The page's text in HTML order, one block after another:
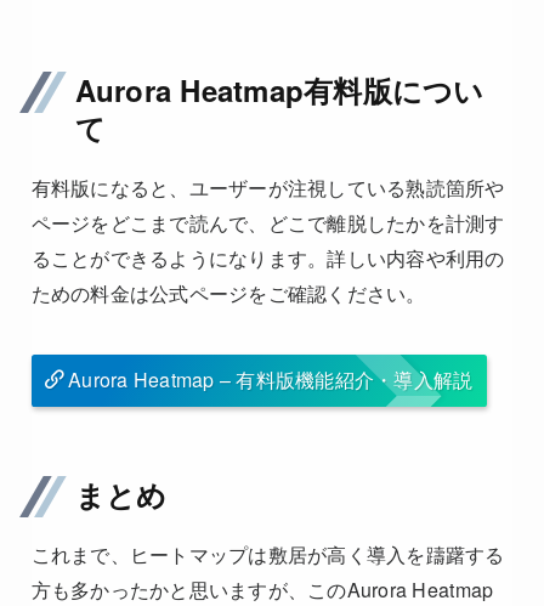
Aurora Heatmap有料版につい
て
有料版になると、ユーザーが注視している熟読箇所や
ページをどこまで読んで、どこで離脱したかを計測す
ることができるようになります。詳しい内容や利用の
ための料金は公式ページをご確認ください。
Aurora Heatmap – 有料版機能紹介・導入解説
まとめ
これまで、ヒートマップは敷居が高く導入を躊躇する
方も多かったかと思いますが、このAurora Heatmap